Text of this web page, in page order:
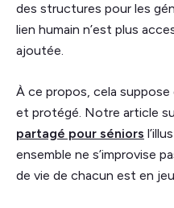
des structures pour les
lien humain n’est plus
ajoutée.
À ce propos, cela
et protégé. Notre article
partagé pour séniors
ensemble ne s’improvise
de vie de chacun est en